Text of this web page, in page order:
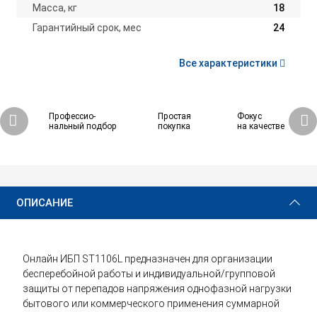
Масса, кг
18
Гарантийный срок, мес
24
Все характеристики
Профессио-
нальный подбор
Простая
покупка
Фокус
на качестве
126 430 ₽ Купить
ОПИСАНИЕ
Онлайн ИБП ST1106L предназначен для организации
бесперебойной работы и индивидуальной/групповой
защиты от перепадов напряжения однофазной нагрузки
бытового или коммерческого применения суммарной